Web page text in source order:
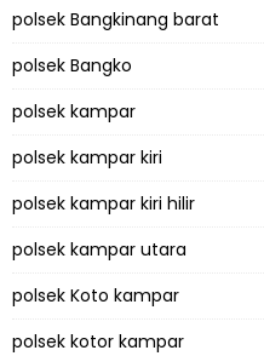
polsek Bangkinang barat
polsek Bangko
polsek kampar
polsek kampar kiri
polsek kampar kiri hilir
polsek kampar utara
polsek Koto kampar
polsek kotor kampar